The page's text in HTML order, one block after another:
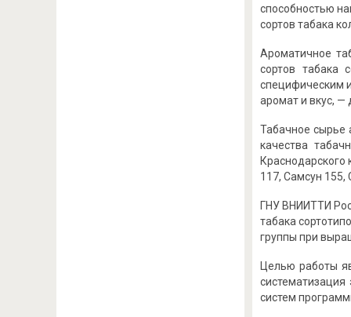
способностью
сортов табака
Ароматичное
сортов табака
специфическим
аромат и вкус, —
Табачное сырье
качества
117, Самсун
ГНУ ВНИИТТИ
табака
группы при
Целью работы
систем